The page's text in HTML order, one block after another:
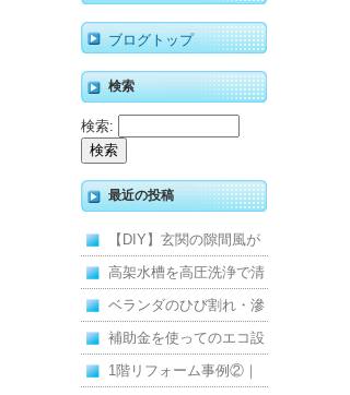
ブログトップ
検索
検索:
最近の投稿
【DIY】玄関の隙間風が
寒くて断熱ドアに交換し
ました
高架水槽を高圧洗浄で清
掃！衛生的な給水環境を
維持｜施工事例
ベランダのひび割れ・滲
みを解消！賃貸マンショ
ン防水工事
補助金を使ってのエコ設
備住宅リフォーム
1階リフォーム事例②｜